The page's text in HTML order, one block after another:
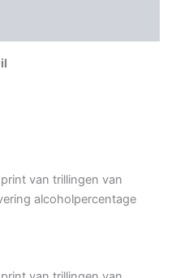
van trillingen van
alcoholpercentage